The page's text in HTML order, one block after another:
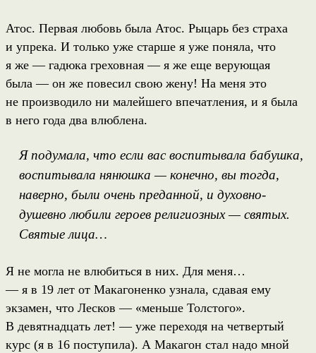
Атос. Первая любовь была Атос. Рыцарь без страха
и упрека. И только уже старше я уже поняла, что
я же — гадюка греховная — я же еще верующая
была — он же повесил свою жену! На меня это
не производило ни малейшего впечатления, и я была
в него года два влюблена.
Я подумала, что если вас воспитывала бабушка,
воспитывала нянюшка — конечно, вы тогда,
наверно, были очень преданной, и духовно-
душевно любили героев религиозных — святых.
Святые лица…
Я не могла не влюбиться в них. Для меня…
— я в 19 лет от Макагоненко узнала, сдавая ему
экзамен, что Лесков — «меньше Толстого».
В девятнадцать лет! — уже переходя на четвертый
курс (я в 16 поступила). А Макагон стал надо мной